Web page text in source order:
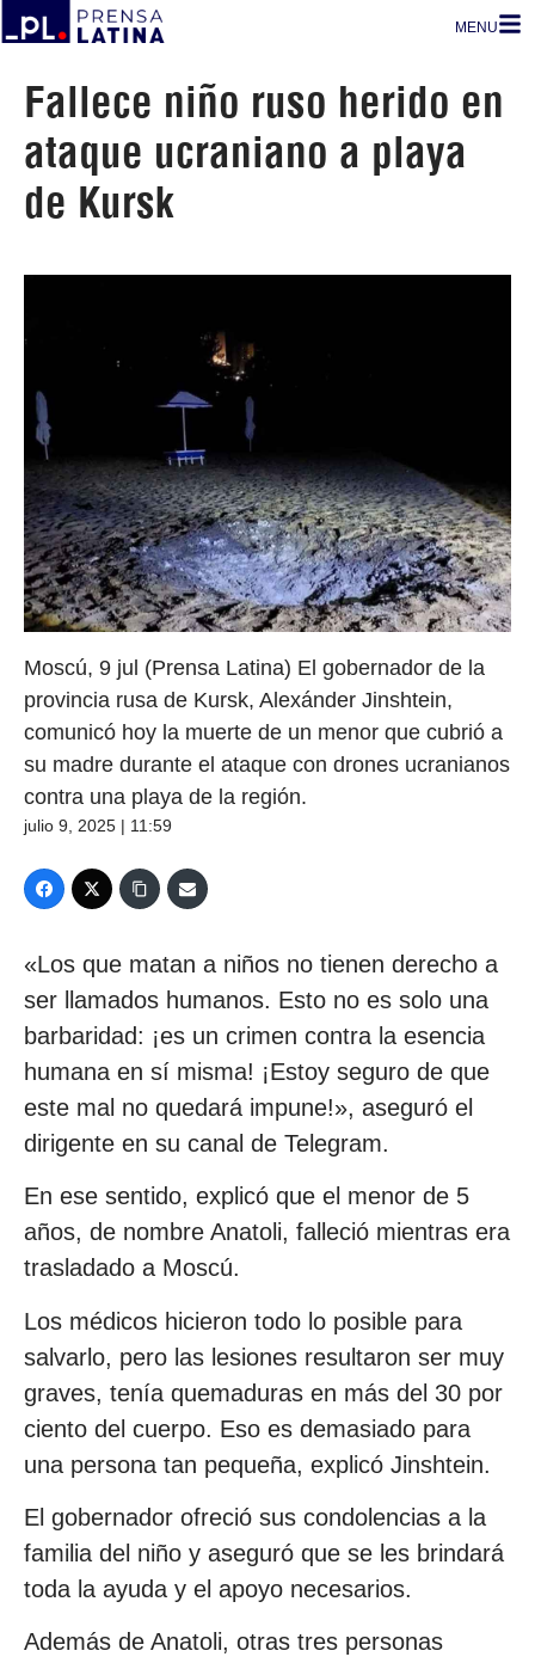
MENU
Fallece niño ruso herido en
ataque ucraniano a playa
de Kursk
Moscú, 9 jul (Prensa Latina) El gobernador de la
provincia rusa de Kursk, Alexánder Jinshtein,
comunicó hoy la muerte de un menor que cubrió a
su madre durante el ataque con drones ucranianos
contra una playa de la región.
julio 9, 2025 | 11:59
«Los que matan a niños no tienen derecho a
ser llamados humanos. Esto no es solo una
barbaridad: ¡es un crimen contra la esencia
humana en sí misma! ¡Estoy seguro de que
este mal no quedará impune!», aseguró el
dirigente en su canal de Telegram.
En ese sentido, explicó que el menor de 5
años, de nombre Anatoli, falleció mientras era
trasladado a Moscú.
Los médicos hicieron todo lo posible para
salvarlo, pero las lesiones resultaron ser muy
graves, tenía quemaduras en más del 30 por
ciento del cuerpo. Eso es demasiado para
una persona tan pequeña, explicó Jinshtein.
El gobernador ofreció sus condolencias a la
familia del niño y aseguró que se les brindará
toda la ayuda y el apoyo necesarios.
Además de Anatoli, otras tres personas